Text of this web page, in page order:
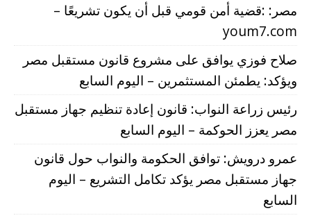
مصر: :قضية أمن قومي قبل أن يكون تشريعًا –
youm7.com
صلاح فوزي يوافق على مشروع قانون مستقبل مصر
ويؤكد: يطمئن المستثمرين – اليوم السابع
رئيس زراعة النواب: قانون إعادة تنظيم جهاز مستقبل
مصر يعزز الحوكمة – اليوم السابع
عمرو درويش: توافق الحكومة والنواب حول قانون
جهاز مستقبل مصر يؤكد تكامل التشريع – اليوم
السابع